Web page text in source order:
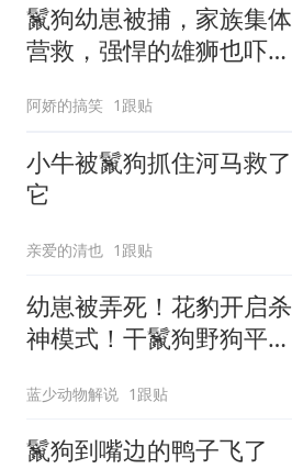
鬣狗幼崽被捕，家族集体
营救，强悍的雄狮也吓跑
阿娇的搞笑 1跟贴
小牛被鬣狗抓住河马救了
它
亲爱的清也 1跟贴
幼崽被弄死！花豹开启杀
神模式！干鬣狗野狗平头
蓝少动物解说 1跟贴
鬣狗到嘴边的鸭子飞了